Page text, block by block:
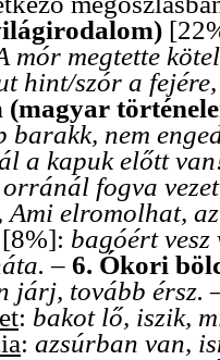
mór megtette
hint/szór a
(magyar
barakk, nem
a kapuk előtt
fogva
Ami elromolhat,
[8%]: bagóért
– 6. Ókori
járj, tovább érsz.
: bakot lő, iszik,
: azsúrban van,